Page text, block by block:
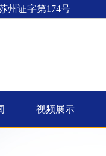
州证字第174号
视频展示